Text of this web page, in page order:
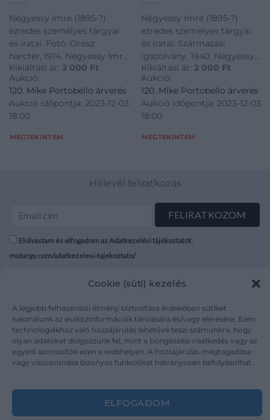
Cookie (süti) kezelés
A legjobb felhasználói élmény biztosítása érdekében sütiket
használunk az eszközinformációk tárolására és/vagy elérésére. Ezen
technológiákhoz való hozzájárulás lehetővé teszi számunkra, hogy
olyan adatokat dolgozzunk fel, mint a böngészési viselkedés vagy az
egyedi azonosítók ezen a webhelyen. A hozzájárulás megtagadása
vagy visszavonása bizonyos funkciókat hátrányosan befolyásolhat.
ELFOGADOM
tárgyai és iratai. Fotó.
Orosz harctér, 1914. Az
ezredes (akkor még
főhadnagy) és
adjutánsa lóháton.
Négyessy Imre (1895-?)
ezredes személyes tárgyai
és iratai. Fotó. Orosz
harctér, 1914. Négyessy Imre
(1895-?) ezredes személyes
tárgyai és iratai. Fotó. Orosz
harctér, 1914. Az ezredes
(akkor még főhadnagy) és
adjutánsa lóháton.
Kikiáltási ár: 2 000 Ft
Aukció:
120. Mike Portobello árverés
Aukció időpontja: 2023-12-03
18:00
MEGTEKINTEM
személyes tárgyai és
iratai. Származási
igazolvány. 1940.
Négyessy Imre (1895-?)
ezredes személyes tárgyai
és iratai. Származási
igazolvány. 1940. Négyessy
Imre (1895-?) ezredes
személyes tárgyai és iratai.
Származási igazolvány.
1940.
Kikiáltási ár: 2 000 Ft
Aukció:
120. Mike Portobello árverés
Aukció időpontja: 2023-12-03
18:00
MEGTEKINTEM
Hírlevél feliratkozás
Elolvastam és elfogadom az Adatkezelési tájékoztatót:
mutargy.com/adatkezelesi-tajekoztato/
Karrier
Kapcsolat
Áraink
Adatvédelem
Impresszum